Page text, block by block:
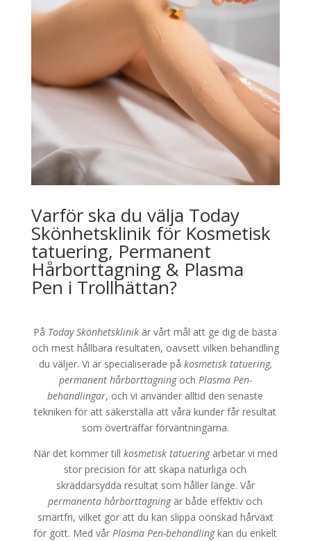
Varför ska du välja Today
Skönhetsklinik för Kosmetisk
tatuering, Permanent
Hårborttagning & Plasma
Pen i Trollhättan?
På Today Skönhetsklinik är vårt mål att ge dig de bästa
och mest hållbara resultaten, oavsett vilken behandling
du väljer. Vi är specialiserade på kosmetisk tatuering,
permanent hårborttagningoch Plasma Pen-
behandlingar, och vi använder alltid den senaste
tekniken för att säkerställa att våra kunder får resultat
som överträffar förväntningarna.
När det kommer till kosmetisk tatueringarbetar vi med
stor precision för att skapa naturliga och
skräddarsydda resultat som håller länge. Vår
permanenta hårborttagningär både effektiv och
smärtfri, vilket gör att du kan slippa oönskad hårväxt
för gott. Med vårPlasma Pen-behandlingkan du enkelt